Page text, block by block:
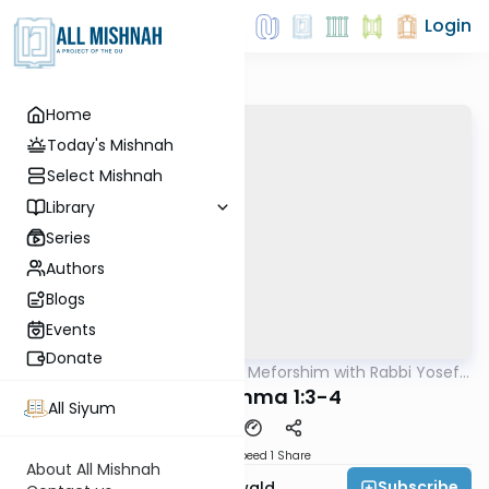
Home
Today's Mishnah
Select Mishnah
Library
Series
Authors
Blogs
Events
Donate
All Siyum
About All Mishnah
Login
Mishna Mishnah & Meforshim with Rabbi Yosef
Bava Kamma 1:3-4
Speed 1 Share